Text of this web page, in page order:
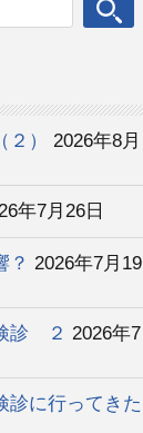
）
2026年8月
年7月26日
？ 2026年7月19
診 ２ 2026年7
診に行ってきた